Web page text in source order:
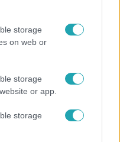
storage
on web or
storage
or app.
storage